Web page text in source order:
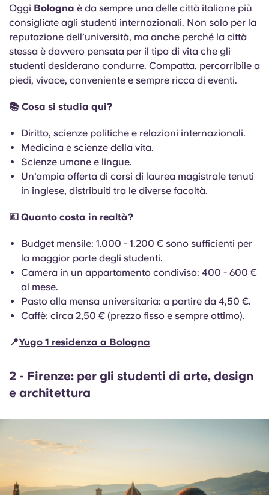
Oggi Bologna è da sempre una delle città italiane più
consigliate agli studenti internazionali. Non solo per la
reputazione dell’università, ma anche perché la città
stessa è davvero pensata per il tipo di vita che gli
studenti desiderano condurre. Compatta, percorribile a
piedi, vivace, conveniente e sempre ricca di eventi.
📚 Cosa si studia qui?
Diritto, scienze politiche e relazioni internazionali.
Medicina e scienze della vita.
Scienze umane e lingue.
Un'ampia offerta di corsi di laurea magistrale tenuti
in inglese, distribuiti tra le diverse facoltà.
💶 Quanto costa in realtà?
Budget mensile: 1.000 - 1.200 € sono sufficienti per
la maggior parte degli studenti.
Camera in un appartamento condiviso: 400 - 600 €
al mese.
Pasto alla mensa universitaria: a partire da 4,50 €.
Caffè: circa 2,50 € (prezzo fisso e sempre ottimo).
📍Yugo 1 residenza a Bologna
2 - Firenze: per gli studenti di arte, design
e architettura